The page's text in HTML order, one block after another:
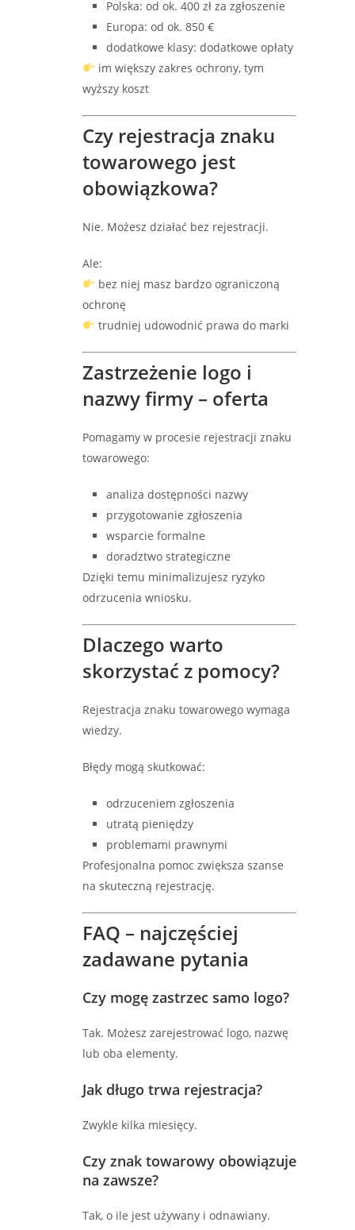
Polska: od ok. 400 zł za zgłoszenie
Europa: od ok. 850 €
dodatkowe klasy: dodatkowe opłaty
im większy zakres ochrony, tym
wyższy koszt
Czy rejestracja znaku
towarowego jest
obowiązkowa?
Nie. Możesz działać bez rejestracji.
Ale:
bez niej masz bardzo ograniczoną
ochronę
trudniej udowodnić prawa do marki
Zastrzeżenie logo i
nazwy firmy – oferta
Pomagamy w procesie rejestracji znaku
towarowego:
analiza dostępności nazwy
przygotowanie zgłoszenia
wsparcie formalne
doradztwo strategiczne
Dzięki temu minimalizujesz ryzyko
odrzucenia wniosku.
Dlaczego warto
skorzystać z pomocy?
Rejestracja znaku towarowego wymaga
wiedzy.
Błędy mogą skutkować:
odrzuceniem zgłoszenia
utratą pieniędzy
problemami prawnymi
Profesjonalna pomoc zwiększa szanse
na skuteczną rejestrację.
FAQ – najczęściej
zadawane pytania
Czy mogę zastrzec samo logo?
Tak. Możesz zarejestrować logo, nazwę
lub oba elementy.
Jak długo trwa rejestracja?
Zwykle kilka miesięcy.
Czy znak towarowy obowiązuje
na zawsze?
Tak, o ile jest używany i odnawiany.